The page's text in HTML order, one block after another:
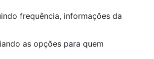
frequência, informações da
as opções para quem